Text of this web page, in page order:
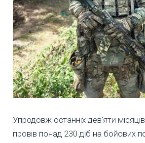
Упродовж останніх дев’яти
провів понад 230 діб на бойових